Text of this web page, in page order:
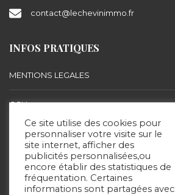
contact@lechevinimmo.fr
INFOS PRATIQUES
MENTIONS LEGALES
CGU
BARÈME D’HONORAIRES
SUIVEZ-NOUS
Ce site utilise des cookies pour
personnaliser votre visite sur le
site internet, afficher des
publicités personnalisées,ou
encore établir des statistiques de
fréquentation. Certaines
informations sont partagées avec